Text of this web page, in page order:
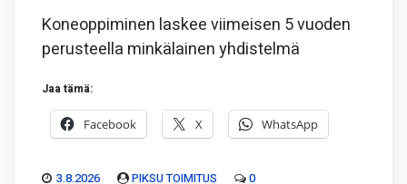
Koneoppiminen laskee viimeisen 5 vuoden
perusteella minkälainen yhdistelmä
Jaa tämä:
Facebook X WhatsApp
3.8.2026 PIKSU TOIMITUS 0